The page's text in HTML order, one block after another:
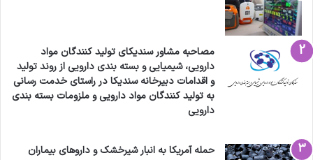
مصاحبه مشاور سندیکای تولید کنندگان مواد
دارویی، شیمیایی و بسته بندی دارویی از روند تولید
و اقدامات دبیرخانه سندیکا در راستای خدمت رسانی
به تولید کنندگان مواد دارویی و ملزومات بسته بندی
دارویی
حمله آمریکا به انبار شیرخشک و داروهای بیماران